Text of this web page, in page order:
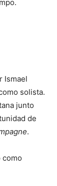
Ismael
solista.
junto
de
.
como